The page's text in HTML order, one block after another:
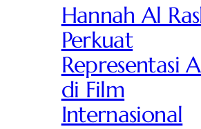
Hannah Al
Perkuat
Representasi
di Film
Internasional